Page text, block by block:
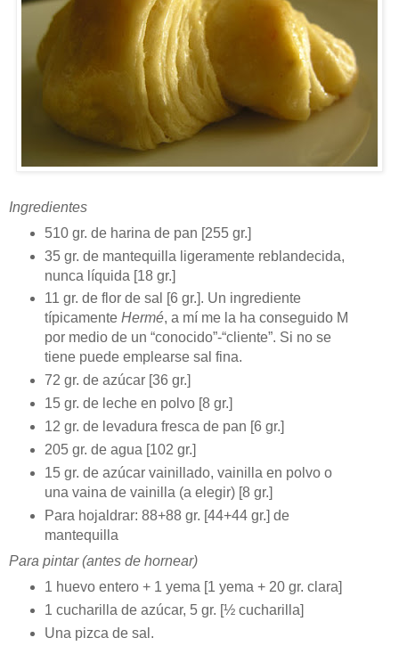
Ingredientes
510 gr. de harina de pan [255 gr.]
35 gr. de mantequilla ligeramente reblandecida,
nunca líquida [18 gr.]
11 gr. de flor de sal [6 gr.]. Un ingrediente
típicamente Hermé, a mí me la ha conseguido M
por medio de un “conocido”-“cliente”. Si no se
tiene puede emplearse sal fina.
72 gr. de azúcar [36 gr.]
15 gr. de leche en polvo [8 gr.]
12 gr. de levadura fresca de pan [6 gr.]
205 gr. de agua [102 gr.]
15 gr. de azúcar vainillado, vainilla en polvo o
una vaina de vainilla (a elegir) [8 gr.]
Para hojaldrar: 88+88 gr. [44+44 gr.] de
mantequilla
Para pintar (antes de hornear)
1 huevo entero + 1 yema [1 yema + 20 gr. clara]
1 cucharilla de azúcar, 5 gr. [½ cucharilla]
Una pizca de sal.